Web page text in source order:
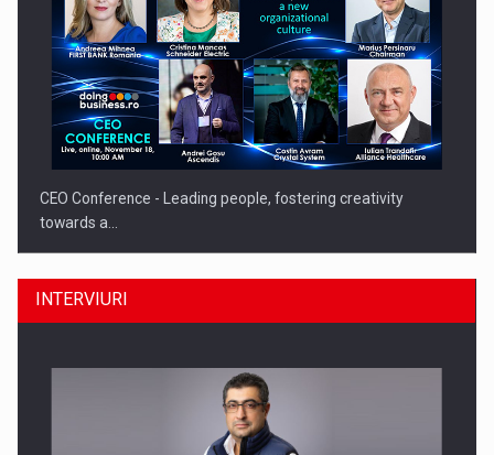
CEO Conference - Leading people, fostering creativity
towards a…
INTERVIURI